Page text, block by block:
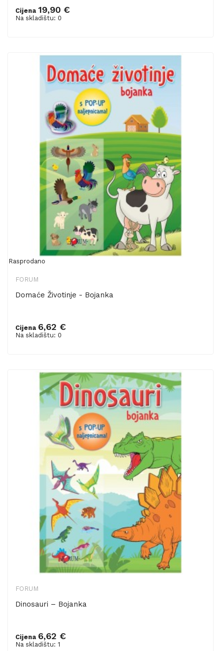
Cijena 19,90 €
Na skladištu: 0
Rasprodano
FORUM
Domaće Životinje - Bojanka
Cijena 6,62 €
Na skladištu: 0
FORUM
Dinosauri – Bojanka
Cijena 6,62 €
Na skladištu: 1
Dodaj u košaricu